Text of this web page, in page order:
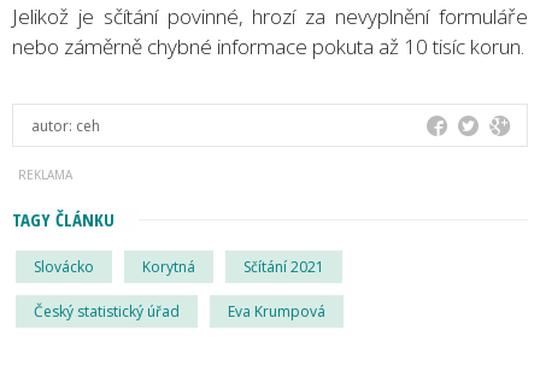
Jelikož je sčítání povinné, hrozí za nevyplnění formuláře
nebo záměrně chybné informace pokuta až 10 tisíc korun.
autor: ceh
TAGY ČLÁNKU
Slovácko Korytná Sčítání 2021
Český statistický úřad Eva Krumpová